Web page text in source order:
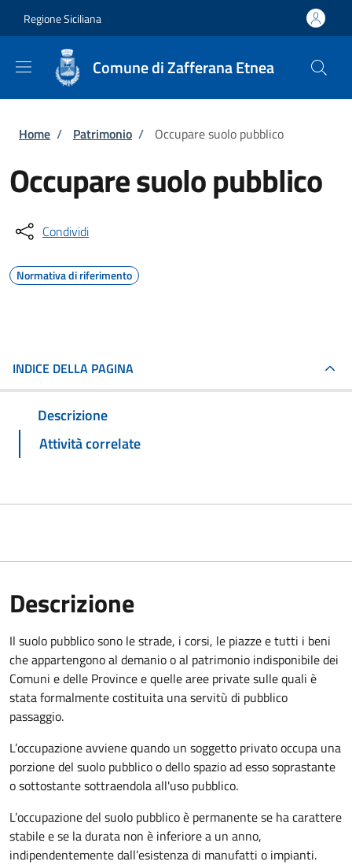
Regione Siciliana
Comune di Zafferana Etnea
Briciole di pane
Home / Patrimonio / Occupare suolo pubblico
Occupare suolo pubblico
Condividi
Normativa di riferimento
INDICE DELLA PAGINA
Descrizione
Attività correlate
Descrizione
Il suolo pubblico sono le strade, i corsi, le piazze e tutti i beni
che appartengono al demanio o al patrimonio indisponibile dei
Comuni e delle Province e quelle aree private sulle quali è
stata formalmente costituita una servitù di pubblico
passaggio.
L’occupazione avviene quando un soggetto privato occupa una
porzione del suolo pubblico o dello spazio ad esso soprastante
o sottostante sottraendola all'uso pubblico.
L’occupazione del suolo pubblico è permanente se ha carattere
stabile e se la durata non è inferiore a un anno,
indipendentemente dall’esistenza di manufatti o impianti.